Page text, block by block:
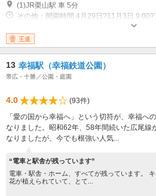
(1)JR栗山駅 車 5分
その他：開園時間 4月29日?11月3日
王道
13 幸福駅（幸福鉄道公園）
帯広・十勝／公園・庭園
4.0
(93件)
「愛の国から幸福へ」という切符が、幸福へ
なりました。昭和62年、58年間続いた広尾線
なりましたが、今でも根強い人気...
“電車と駅舎が残っています”
電車・駅舎・ホーム、すべてが残っています。
花が植えられていて、とて...